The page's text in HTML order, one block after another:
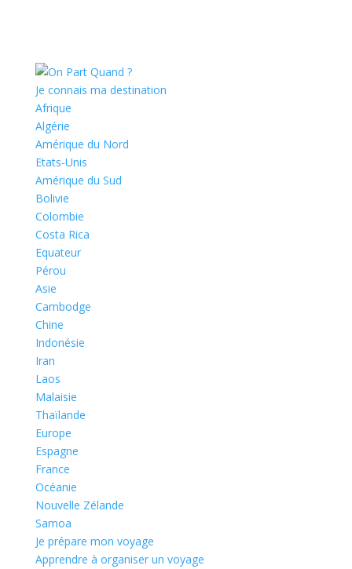
Je connais ma destination
Afrique
Algérie
Amérique du Nord
Etats-Unis
Amérique du Sud
Bolivie
Colombie
Costa Rica
Equateur
Pérou
Asie
Cambodge
Chine
Indonésie
Iran
Laos
Malaisie
Thaïlande
Europe
Espagne
France
Océanie
Nouvelle Zélande
Samoa
Je prépare mon voyage
Apprendre à organiser un voyage